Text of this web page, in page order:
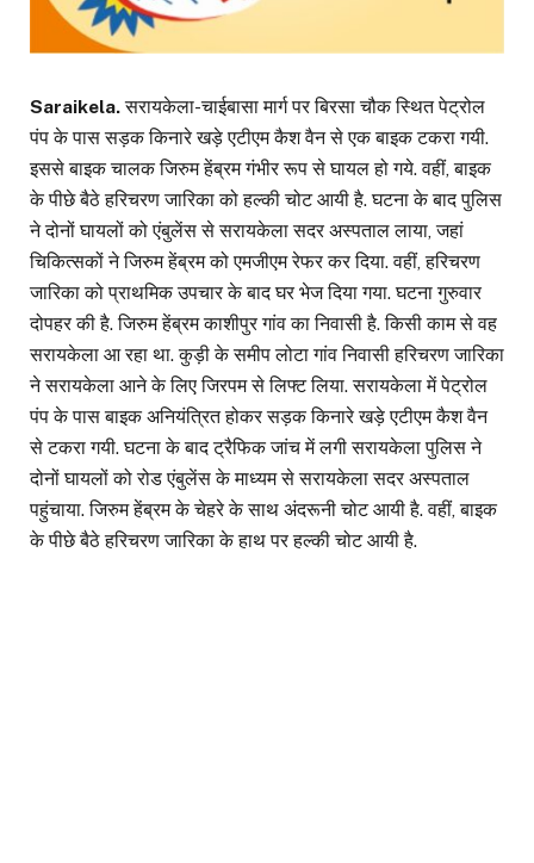
Saraikela.सरायकेला-चाईबासा मार्ग पर बिरसा चौक स्थित पेट्रोल
पंप के पास सड़क किनारे खड़े एटीएम कैश वैन से एक बाइक टकरा गयी.
इससे बाइक चालक जिरुम हेंब्रम गंभीर रूप से घायल हो गये. वहीं, बाइक
के पीछे बैठे हरिचरण जारिका को हल्की चोट आयी है. घटना के बाद पुलिस
ने दोनों घायलों को एंबुलेंस से सरायकेला सदर अस्पताल लाया, जहां
चिकित्सकों ने जिरुम हेंब्रम को एमजीएम रेफर कर दिया. वहीं, हरिचरण
जारिका को प्राथमिक उपचार के बाद घर भेज दिया गया. घटना गुरुवार
दोपहर की है. जिरुम हेंब्रम काशीपुर गांव का निवासी है. किसी काम से वह
सरायकेला आ रहा था. कुड़ी के समीप लोटा गांव निवासी हरिचरण जारिका
ने सरायकेला आने के लिए जिरपम से लिफ्ट लिया. सरायकेला में पेट्रोल
पंप के पास बाइक अनियंत्रित होकर सड़क किनारे खड़े एटीएम कैश वैन
से टकरा गयी. घटना के बाद ट्रैफिक जांच में लगी सरायकेला पुलिस ने
दोनों घायलों को रोड एंबुलेंस के माध्यम से सरायकेला सदर अस्पताल
पहुंचाया. जिरुम हेंब्रम के चेहरे के साथ अंदरूनी चोट आयी है. वहीं, बाइक
के पीछे बैठे हरिचरण जारिका के हाथ पर हल्की चोट आयी है.